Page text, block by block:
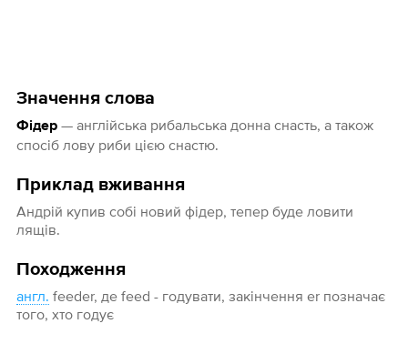
Значення слова
Фідер— англійська рибальська донна снасть, а також
спосіб лову риби цією снастю.
Приклад вживання
Андрій купив собі новий фідер, тепер буде ловити
лящів.
Походження
англ. feeder, де feed - годувати, закінчення er позначає
того, хто годує